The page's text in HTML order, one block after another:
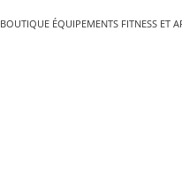
BOUTIQUE ÉQUIPEMENTS FITNESS ET